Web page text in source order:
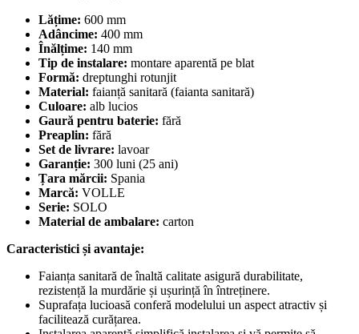
Lățime: 600 mm
Adâncime: 400 mm
Înălțime: 140 mm
Tip de instalare: montare aparentă pe blat
Formă: dreptunghi rotunjit
Material: faianță sanitară (faianta sanitară)
Culoare: alb lucios
Gaură pentru baterie: fără
Preaplin: fără
Set de livrare: lavoar
Garanție: 300 luni (25 ani)
Țara mărcii: Spania
Marcă: VOLLE
Serie: SOLO
Material de ambalare: carton
Caracteristici și avantaje:
Faianța sanitară de înaltă calitate asigură durabilitate,
rezistență la murdărie și ușurință în întreținere.
Suprafața lucioasă conferă modelului un aspect atractiv și
facilitează curățarea.